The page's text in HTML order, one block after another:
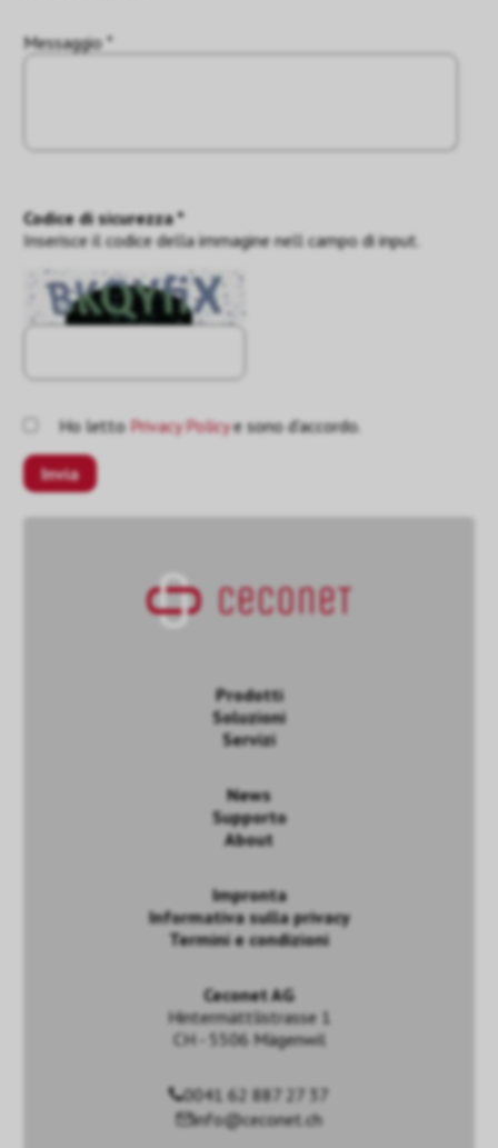
Messaggio *
Codice di sicurezza *
Inserisce il codice della immagine nell campo di input.
Ho lettoPrivacy Policye sono d'accordo.
Prodotti
Soluzioni
Servizi
News
Supporto
About
Impronta
Informativa sulla privacy
Termini e condizioni
Ceconet AG
Hintermättlistrasse 1
CH - 5506 Mägenwil
0041 62 887 27 37
info@ceconet.ch